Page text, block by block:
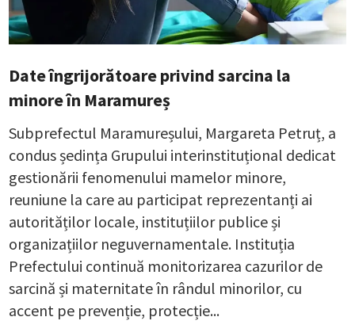
Date îngrijorătoare privind sarcina la
minore în Maramureș
Subprefectul Maramureșului, Margareta Petruț, a
condus ședința Grupului interinstituțional dedicat
gestionării fenomenului mamelor minore,
reuniune la care au participat reprezentanți ai
autorităților locale, instituțiilor publice și
organizațiilor neguvernamentale. Instituția
Prefectului continuă monitorizarea cazurilor de
sarcină și maternitate în rândul minorilor, cu
accent pe prevenție, protecție